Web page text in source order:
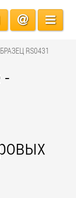
RS0431